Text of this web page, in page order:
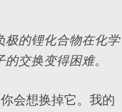
极的锂化合物在化学
交换变得困难。
会想换掉它。我的